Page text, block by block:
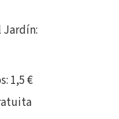
Jardín:
1,5 €